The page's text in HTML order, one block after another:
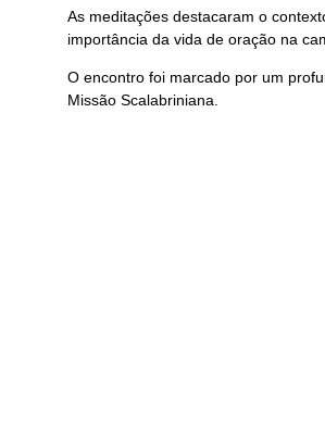
As meditações destacaram o
importância da vida de oração na
O encontro foi marcado por um
Missão Scalabriniana.